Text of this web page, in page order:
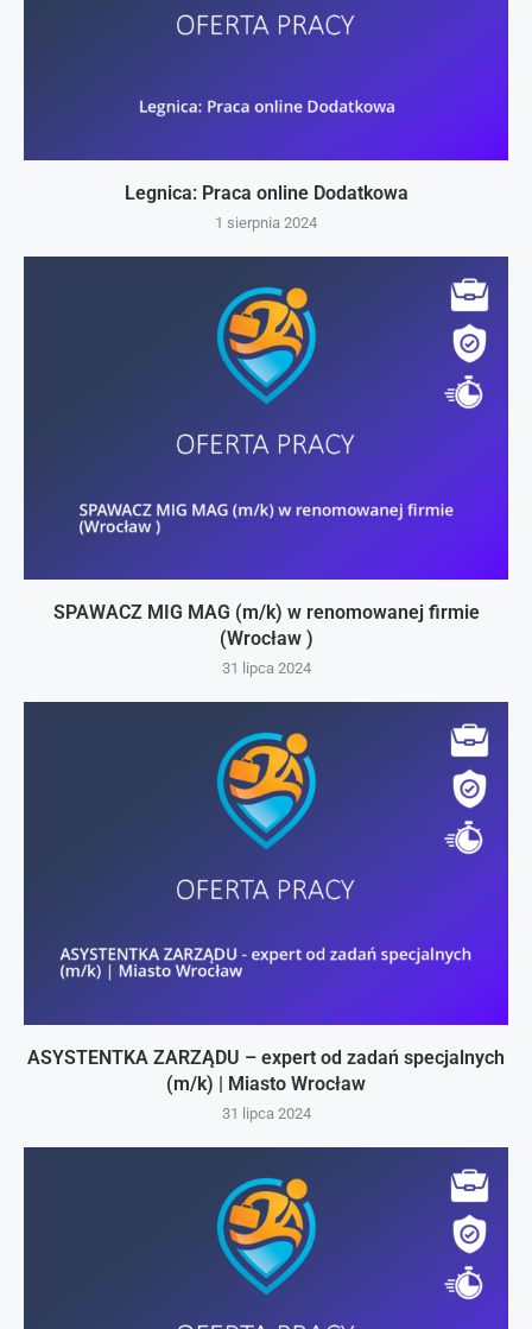
Legnica: Praca online Dodatkowa
1 sierpnia 2024
SPAWACZ MIG MAG (m/k) w renomowanej firmie
(Wrocław )
31 lipca 2024
ASYSTENTKA ZARZĄDU – expert od zadań specjalnych
(m/k) | Miasto Wrocław
31 lipca 2024